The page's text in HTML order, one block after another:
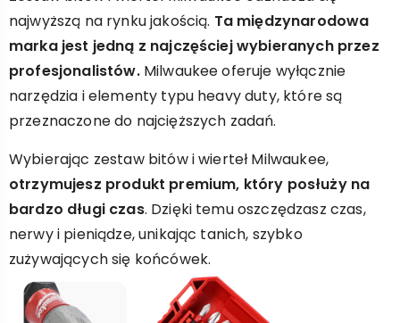
najwyższą na rynku jakością. Ta międzynarodowa
marka jest jedną z najczęściej wybieranych przez
profesjonalistów.Milwaukee oferuje wyłącznie
narzędzia i elementy typu heavy duty, które są
przeznaczone do najcięższych zadań.
Wybierając zestaw bitów i wierteł Milwaukee,
otrzymujesz produkt premium, który posłuży na
bardzo długi czas. Dzięki temu oszczędzasz czas,
nerwy i pieniądze, unikając tanich, szybko
zużywających się końcówek.